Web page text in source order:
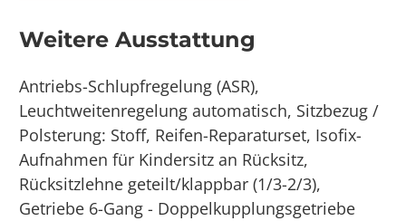
Weitere Ausstattung
Antriebs-Schlupfregelung (ASR),
Leuchtweitenregelung automatisch, Sitzbezug /
Polsterung: Stoff, Reifen-Reparaturset, Isofix-
Aufnahmen für Kindersitz an Rücksitz,
Rücksitzlehne geteilt/klappbar (1/3-2/3),
Getriebe 6-Gang - Doppelkupplungsgetriebe